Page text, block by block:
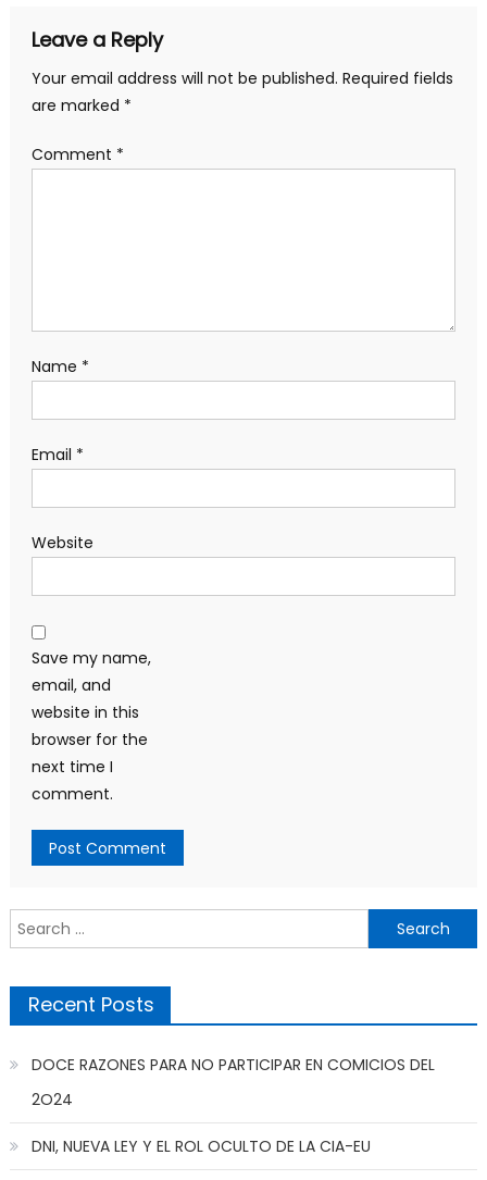
Leave a Reply
Your email address will not be published. Required fields
are marked *
Comment *
Name *
Email *
Website
Save my name,
email, and
website in this
browser for the
next time I
comment.
Search
for:
Recent Posts
DOCE RAZONES PARA NO PARTICIPAR EN COMICIOS DEL
2O24
DNI, NUEVA LEY Y EL ROL OCULTO DE LA CIA-EU